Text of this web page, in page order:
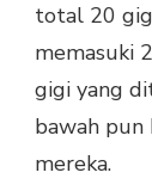
total 20
memasuki
gigi yang
bawah pun
mereka.